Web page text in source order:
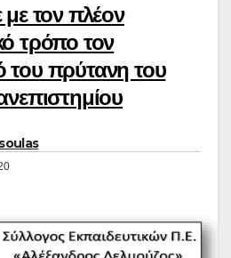
με τον πλέον
τρόπο τον
πρύτανη του